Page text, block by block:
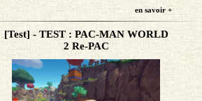
en savoir +
[Test] - TEST : PAC-MAN WORLD
2 Re-PAC